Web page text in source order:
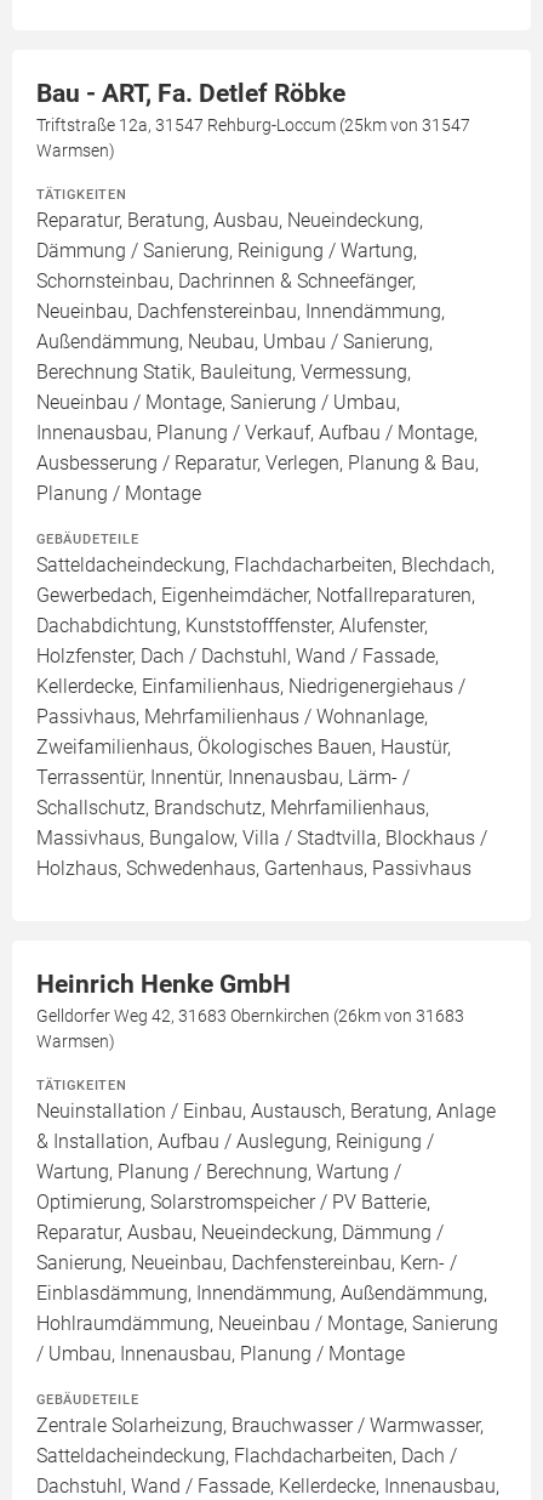
Bau - ART, Fa. Detlef Röbke
Triftstraße 12a, 31547 Rehburg-Loccum (25km von 31547
Warmsen)
TÄTIGKEITEN
Reparatur, Beratung, Ausbau, Neueindeckung,
Dämmung / Sanierung, Reinigung / Wartung,
Schornsteinbau, Dachrinnen & Schneefänger,
Neueinbau, Dachfenstereinbau, Innendämmung,
Außendämmung, Neubau, Umbau / Sanierung,
Berechnung Statik, Bauleitung, Vermessung,
Neueinbau / Montage, Sanierung / Umbau,
Innenausbau, Planung / Verkauf, Aufbau / Montage,
Ausbesserung / Reparatur, Verlegen, Planung & Bau,
Planung / Montage
GEBÄUDETEILE
Satteldacheindeckung, Flachdacharbeiten, Blechdach,
Gewerbedach, Eigenheimdächer, Notfallreparaturen,
Dachabdichtung, Kunststofffenster, Alufenster,
Holzfenster, Dach / Dachstuhl, Wand / Fassade,
Kellerdecke, Einfamilienhaus, Niedrigenergiehaus /
Passivhaus, Mehrfamilienhaus / Wohnanlage,
Zweifamilienhaus, Ökologisches Bauen, Haustür,
Terrassentür, Innentür, Innenausbau, Lärm- /
Schallschutz, Brandschutz, Mehrfamilienhaus,
Massivhaus, Bungalow, Villa / Stadtvilla, Blockhaus /
Holzhaus, Schwedenhaus, Gartenhaus, Passivhaus
Heinrich Henke GmbH
Gelldorfer Weg 42, 31683 Obernkirchen (26km von 31683
Warmsen)
TÄTIGKEITEN
Neuinstallation / Einbau, Austausch, Beratung, Anlage
& Installation, Aufbau / Auslegung, Reinigung /
Wartung, Planung / Berechnung, Wartung /
Optimierung, Solarstromspeicher / PV Batterie,
Reparatur, Ausbau, Neueindeckung, Dämmung /
Sanierung, Neueinbau, Dachfenstereinbau, Kern- /
Einblasdämmung, Innendämmung, Außendämmung,
Hohlraumdämmung, Neueinbau / Montage, Sanierung
/ Umbau, Innenausbau, Planung / Montage
GEBÄUDETEILE
Zentrale Solarheizung, Brauchwasser / Warmwasser,
Satteldacheindeckung, Flachdacharbeiten, Dach /
Dachstuhl, Wand / Fassade, Kellerdecke, Innenausbau,